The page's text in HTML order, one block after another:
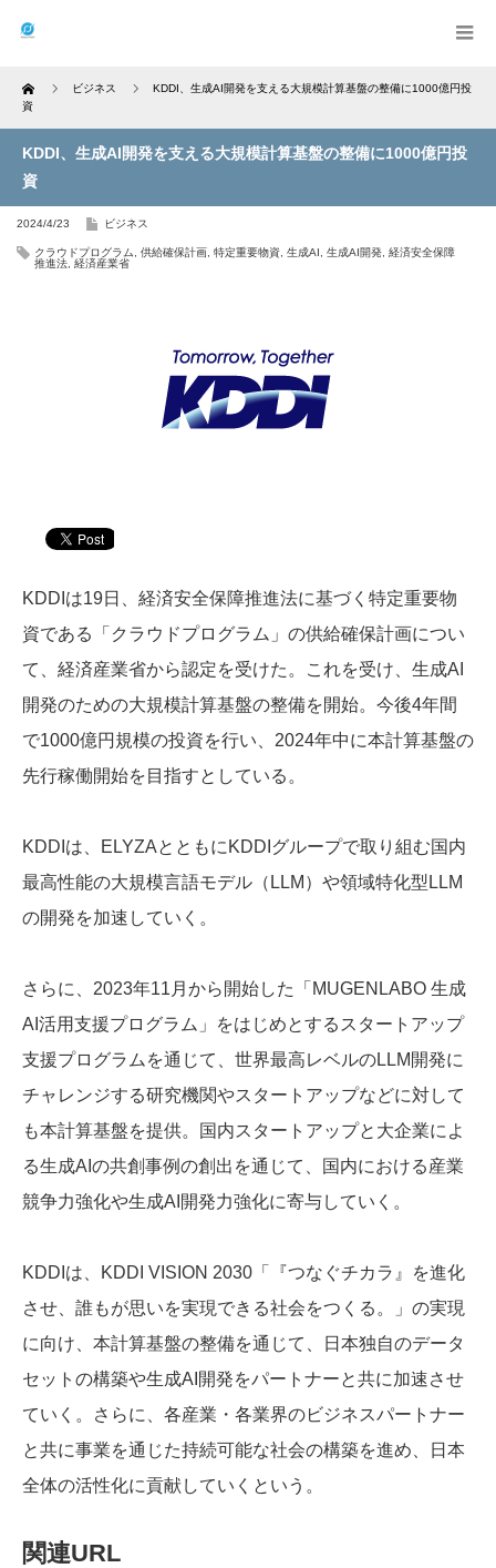
Home ビジネス
KDDI、生成AI開発を支える大規模計算基盤の整備に1000億円投
資
KDDI、生成AI開発を支える大規模計算基盤の整備に1000億円投
資
2024/4/23 ビジネス
クラウドプログラム 供給確保計画 特定重要物資 生成AI 生成AI開発 経済安全保障
推進法 経済産業省
KDDIは19日、経済安全保障推進法に基づく特定重要物
資である「クラウドプログラム」の供給確保計画につい
て、経済産業省から認定を受けた。これを受け、生成AI
開発のための大規模計算基盤の整備を開始。今後4年間
で1000億円規模の投資を行い、2024年中に本計算基盤の
先行稼働開始を目指すとしている。
KDDIは、ELYZAとともにKDDIグループで取り組む国内
最高性能の大規模言語モデル（LLM）や領域特化型LLM
の開発を加速していく。
さらに、2023年11月から開始した「MUGENLABO 生成
AI活用支援プログラム」をはじめとするスタートアップ
支援プログラムを通じて、世界最高レベルのLLM開発に
チャレンジする研究機関やスタートアップなどに対して
も本計算基盤を提供。国内スタートアップと大企業によ
る生成AIの共創事例の創出を通じて、国内における産業
競争力強化や生成AI開発力強化に寄与していく。
KDDIは、KDDI VISION 2030「『つなぐチカラ』を進化
させ、誰もが思いを実現できる社会をつくる。」の実現
に向け、本計算基盤の整備を通じて、日本独自のデータ
セットの構築や生成AI開発をパートナーと共に加速させ
ていく。さらに、各産業・各業界のビジネスパートナー
と共に事業を通じた持続可能な社会の構築を進め、日本
全体の活性化に貢献していくという。
関連URL